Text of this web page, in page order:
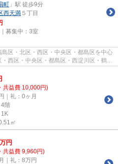
町 」駅 徒歩9分
西天満 ５丁目
募集中： 3室
区・北区・西区・中央区・都島区を中心
西区・中央区・都島区・西淀川区・鶴見
共益費 10,000円)
｜礼：0ヶ月
4階
1K
㎡
万円
共益費 9,960円)
｜礼：8万円